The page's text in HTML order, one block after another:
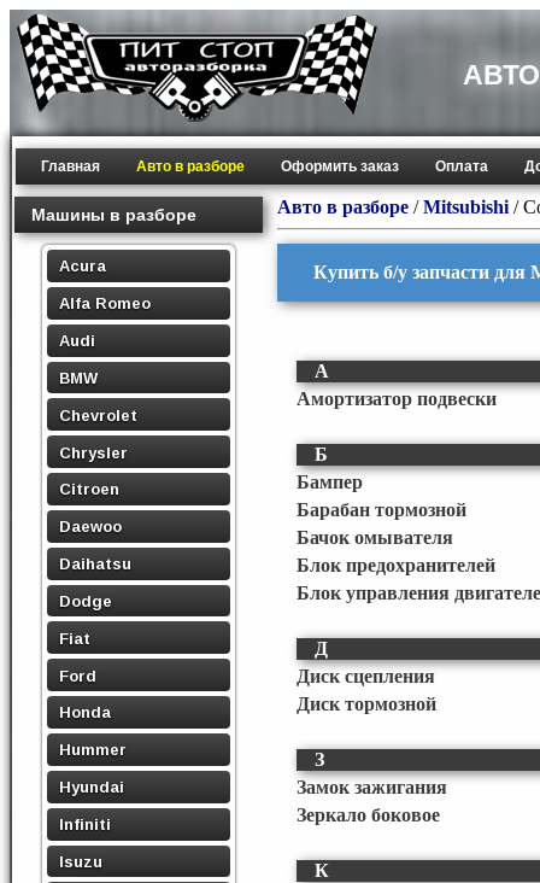
Главная Авто в разборе Оформить заказ Оплата
Машины в разборе
Acura
Alfa Romeo
Audi
BMW
Chevrolet
Chrysler
Citroen
Daewoo
Daihatsu
Dodge
Fiat
Ford
Honda
Hummer
Hyundai
Infiniti
Isuzu
Авто в разборе /Mitsubishi /
Купить б/у запчасти для
А
Амортизатор подвески
Б
Бампер
Барабан тормозной
Бачок омывателя
Блок предохранителей
Блок управления
Д
Диск сцепления
Диск тормозной
З
Замок зажигания
Зеркало боковое
К